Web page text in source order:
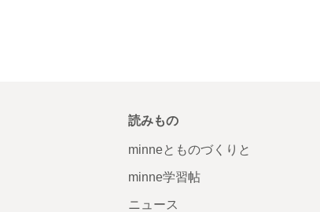
読みもの
minneとものづくりと
minne学習帖
ニュース